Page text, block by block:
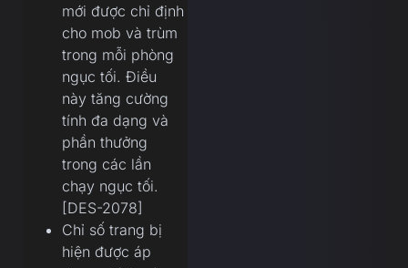
mới được chỉ định
cho mob và trùm
trong mỗi phòng
ngục tối. Điều
này tăng cường
tính đa dạng và
phần thưởng
trong các lần
chạy ngục tối.
[DES-2078]
Chỉ số trang bị
hiện được áp